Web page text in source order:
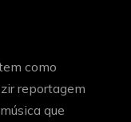
como
reportagem
que